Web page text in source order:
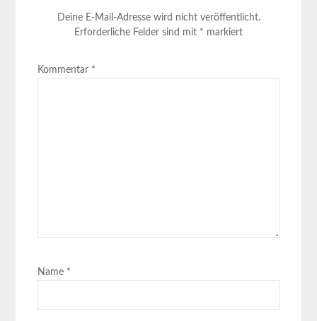
Deine E-Mail-Adresse wird nicht veröffentlicht.
Erforderliche Felder sind mit * markiert
Kommentar *
Name *